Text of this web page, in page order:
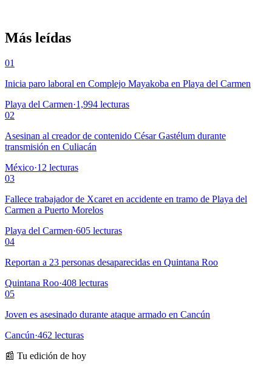
Más leídas
01
Inicia paro laboral en Complejo Mayakoba en Playa del Carmen
Playa del Carmen·1,994 lecturas
02
Asesinan al creador de contenido César Gastélum durante
transmisión en Culiacán
México·12 lecturas
03
Fallece trabajador de Xcaret en accidente en tramo de Playa del
Carmen a Puerto Morelos
Playa del Carmen·605 lecturas
04
Reportan a 23 personas desaparecidas en Quintana Roo
Quintana Roo·408 lecturas
05
Joven es asesinado durante ataque armado en Cancún
Cancún·462 lecturas
📰 Tu edición de hoy